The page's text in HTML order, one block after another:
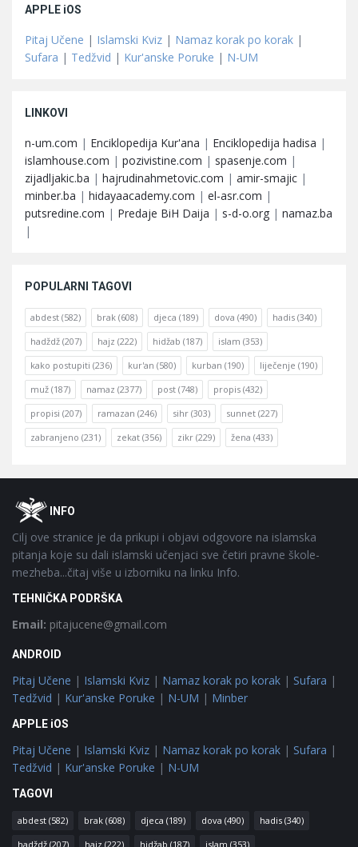
APPLE iOS
Pitaj Učene | Islamski Kviz | Namaz korak po korak |
Sufara | Tedžvid | Kur'anske Poruke | N-UM
LINKOVI
n-um.com | Enciklopedija Kur'ana | Enciklopedija hadisa |
islamhouse.com | pozivistine.com | spasenje.com |
zijadljakic.ba | hajrudinahmetovic.com | amir-smajic |
minber.ba | hidayaacademy.com | el-asr.com |
putsredine.com | Predaje BiH Daija | s-d-o.org | namaz.ba
|
POPULARNI TAGOVI
abdest (582) brak (608) djeca (189) dova (490) hadis (340)
hadždž (207) hajz (222) hidžab (187) islam (353)
kako postupiti (236) kur'an (580) kurban (190) liječenje (190)
muž (187) namaz (2377) post (748) propis (432)
propisi (207) ramazan (246) sihr (303) sunnet (227)
zabranjeno (231) zekat (356) zikr (229) žena (433)
FooterOINFO
Cilj ove stranice je da prikupi i objavi odgovore na islamska
pitanja koje su dali islamski učenjaci sve četiri pravne škole-
mezheba...čitaj više u izborniku na linku Info.
TEHNIČKA PODRŠKA
Email: pitajucene@gmail.com
ANDROID
Pitaj Učene | Islamski Kviz | Namaz korak po korak | Sufara |
Tedžvid | Kur'anske Poruke | N-UM | Minber
APPLE iOS
Pitaj Učene | Islamski Kviz | Namaz korak po korak | Sufara |
Tedžvid | Kur'anske Poruke | N-UM
TAGOVI
abdest (582) brak (608) djeca (189) dova (490) hadis (340)
hadždž (207) hajz (222) hidžab (187) islam (353)